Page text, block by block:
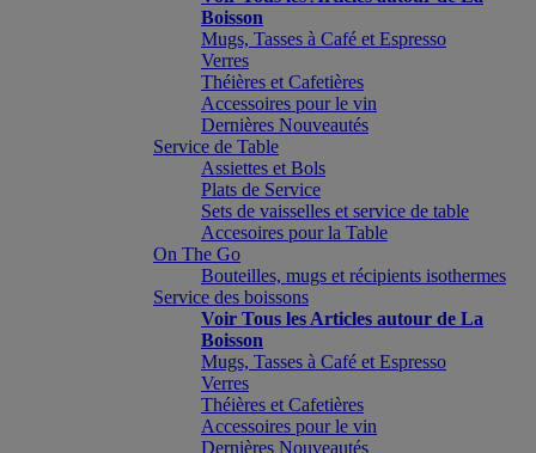
Boisson
Mugs, Tasses à Café et Espresso
Verres
Théières et Cafetières
Accessoires pour le vin
Dernières Nouveautés
Service de Table
Assiettes et Bols
Plats de Service
Sets de vaisselles et service de table
Accesoires pour la Table
On The Go
Bouteilles, mugs et récipients isothermes
Service des boissons
Voir Tous les Articles autour de La
Boisson
Mugs, Tasses à Café et Espresso
Verres
Théières et Cafetières
Accessoires pour le vin
Dernières Nouveautés